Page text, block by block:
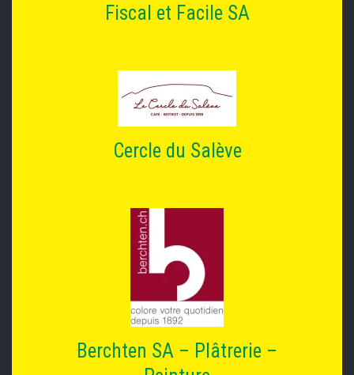
Fiscal et Facile SA
Cercle du Salève
Berchten SA – Plâtrerie –